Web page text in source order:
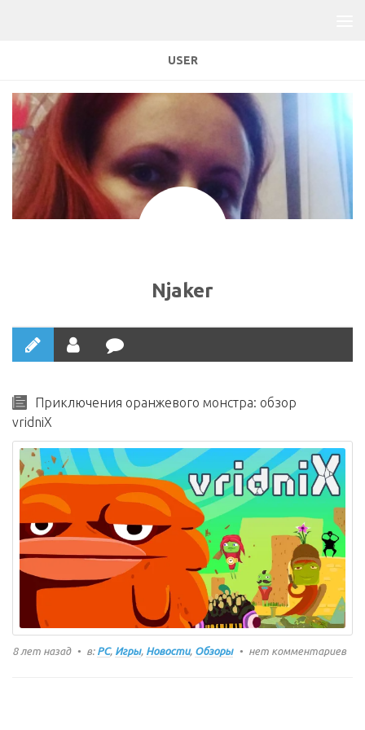
USER
Njaker
Приключения оранжевого монстра: обзор
vridniX
8 лет назад в: PC, Игры, Новости, Обзоры нет комментариев